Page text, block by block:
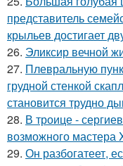
представитель
крыльев достигает
26. Эликсир вечной
27. Плевральную
грудной стенкой
становится трудно
28. В троице -
возможного мастера
29. Он разбогатеет,